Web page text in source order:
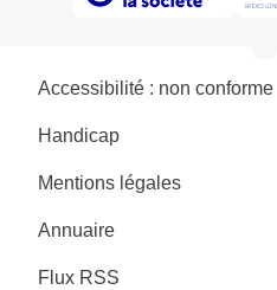
Accessibilité : non conforme
Handicap
Mentions légales
Annuaire
Flux RSS